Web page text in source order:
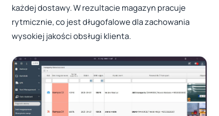
każdej dostawy. W rezultacie magazyn pracuje
rytmicznie, co jest długofalowe dla zachowania
wysokiej jakości obsługi klienta.